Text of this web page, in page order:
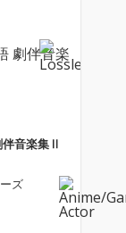
伴音楽集Ⅱ
ズ